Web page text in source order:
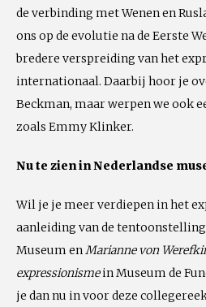
de verbinding met Wenen en
ons op de evolutie na de Eerste
bredere verspreiding van het
internationaal. Daarbij hoor je
Beckman, maar werpen we ook
zoals Emmy Klinker.
Nu te zien in Nederlandse
Wil je je meer verdiepen in het
aanleiding van de
Museum enMarianne von
expressionismein Museum de
je dan nu in voor deze